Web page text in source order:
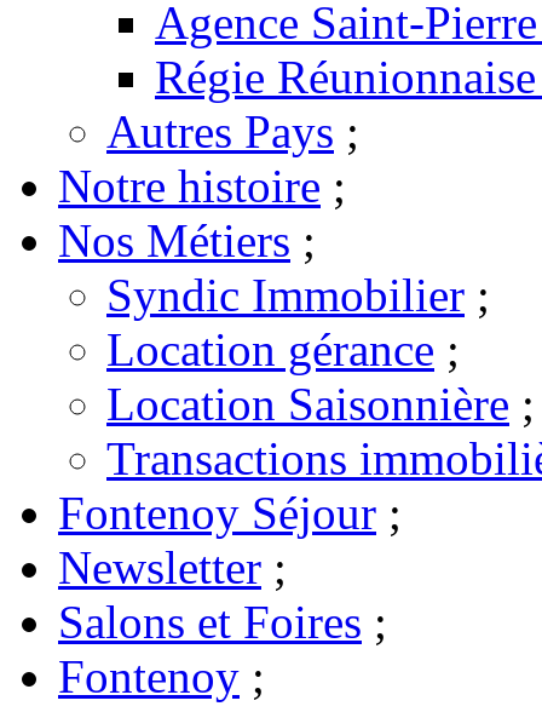
Agence Saint-
Régie
Autres Pays ;
Notre histoire ;
Nos Métiers ;
Syndic Immobilier ;
Location gérance ;
Location Saisonnière ;
Transactions
Fontenoy Séjour ;
Newsletter ;
Salons et Foires ;
Fontenoy ;